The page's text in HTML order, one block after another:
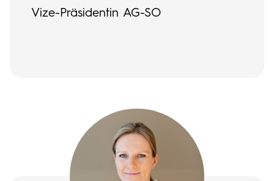
Vize-Präsidentin AG-SO